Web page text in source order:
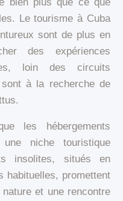
Le tourisme à Cuba
sont de plus en
des expériences
loin des circuits
à la recherche de
les hébergements
niche touristique
insolites, situés en
habituelles, promettent
et une rencontre